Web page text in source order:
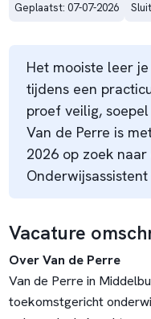
Geplaatst: 07-07-2026
Het mooiste leer
tijdens een
proef veilig,
Van de Perre is
2026 op zoek naar
Vacature
Over Van de Perre
Van de Perre in
toekomstgericht